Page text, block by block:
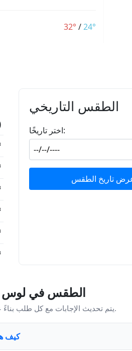
32° /24°
الطقس التاريخي
اختر تاريخًا:
تاريخ الطقس
الطقس في لوس
يتم تحديث الإجابات مع كل طلب بناءً على الظروف الحالية في لوس أنجلوس.
كيف